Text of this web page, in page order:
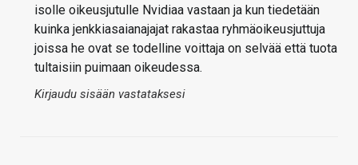
isolle oikeusjutulle Nvidiaa vastaan ja kun tiedetään
kuinka jenkkiasaianajajat rakastaa ryhmäoikeusjuttuja
joissa he ovat se todelline voittaja on selvää että tuota
tultaisiin puimaan oikeudessa.
Kirjaudu sisään vastataksesi